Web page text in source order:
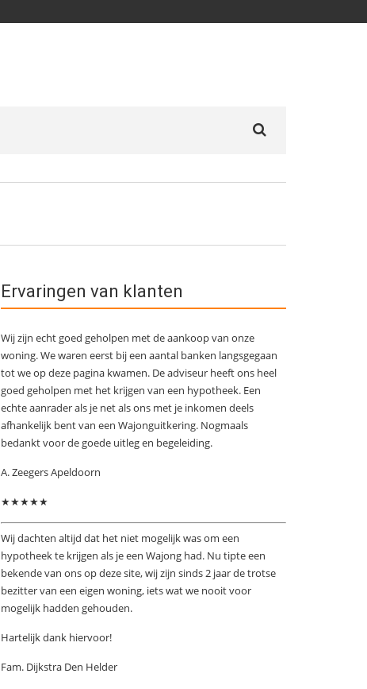
for:
Ervaringen van klanten
Wij zijn echt goed geholpen met de aankoop van onze
woning. We waren eerst bij een aantal banken langsgegaan
tot we op deze pagina kwamen. De adviseur heeft ons heel
goed geholpen met het krijgen van een hypotheek. Een
echte aanrader als je net als ons met je inkomen deels
afhankelijk bent van een Wajonguitkering. Nogmaals
bedankt voor de goede uitleg en begeleiding.
A. Zeegers Apeldoorn
★★★★★
Wij dachten altijd dat het niet mogelijk was om een
hypotheek te krijgen als je een Wajong had. Nu tipte een
bekende van ons op deze site, wij zijn sinds 2 jaar de trotse
bezitter van een eigen woning, iets wat we nooit voor
mogelijk hadden gehouden.
Hartelijk dank hiervoor!
Fam. Dijkstra Den Helder